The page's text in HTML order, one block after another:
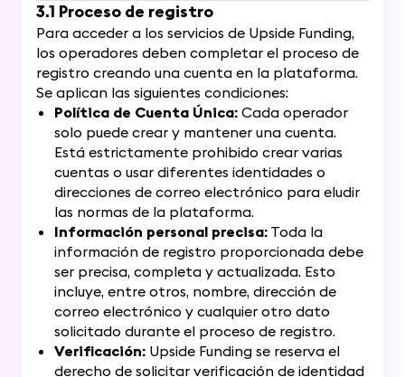
3.1 Proceso de registro
Para acceder a los servicios de Upside Funding,
los operadores deben completar el proceso de
registro creando una cuenta en la plataforma.
Se aplican las siguientes condiciones:
Política de Cuenta Única: Cada operador
solo puede crear y mantener una cuenta.
Está estrictamente prohibido crear varias
cuentas o usar diferentes identidades o
direcciones de correo electrónico para eludir
las normas de la plataforma.
Información personal precisa: Toda la
información de registro proporcionada debe
ser precisa, completa y actualizada. Esto
incluye, entre otros, nombre, dirección de
correo electrónico y cualquier otro dato
solicitado durante el proceso de registro.
Verificación: Upside Funding se reserva el
derecho de solicitar verificación de identidad